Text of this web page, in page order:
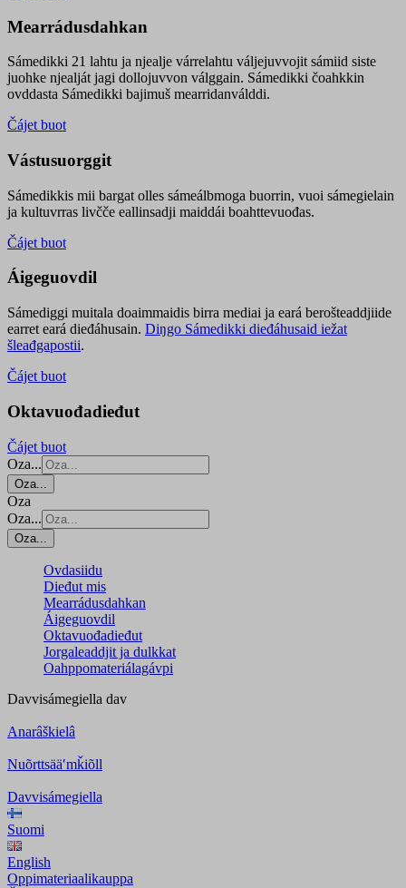
Mearrádusdahkan
Sámedikki 21 lahtu ja njealje várrelahtu váljejuvvojit sámiid siste
juohke njealját jagi dollojuvvon válggain. Sámedikki čoahkkin
ovddasta Sámedikki bajimuš mearridanválddi.
Čájet buot
Vástusuorggit
Sámedikkis mii bargat olles sámeálbmoga buorrin, vuoi sámegielain
ja kultuvrras livčče eallinsadji maiddái boahttevuođas.
Čájet buot
Áigeguovdil
Sámediggi muitala doaimmaidis birra mediai ja eará berošteaddjiide
earret eará dieđáhusain. Diŋgo Sámedikki dieđáhusaid iežat
šleađgapostii.
Čájet buot
Oktavuođadieđut
Čájet buot
Oza...
Oza...
Oza
Oza...
Oza...
Ovdasiidu
Dieđut mis
Mearrádusdahkan
Áigeguovdil
Oktavuođadieđut
Jorgaleaddjit ja dulkkat
Oahppomateriálagávpi
Davvisámegiella dav
Anarâškielâ
Nuõrttsääʹmǩiõll
Davvisámegiella
Suomi
English
Oppimateriaalikauppa